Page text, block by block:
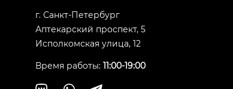
г. Санкт-Петербург
Аптекарский проспект, 5
Исполкомская улица, 12
Время работы: 11:00-19:00